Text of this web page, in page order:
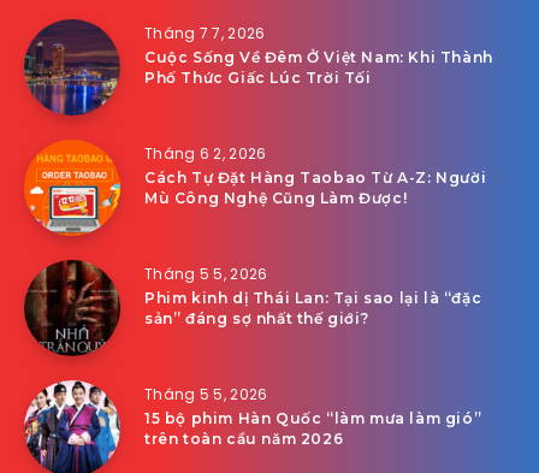
Tháng 7 7, 2026
Cuộc Sống Về Đêm Ở Việt Nam: Khi Thành
Phố Thức Giấc Lúc Trời Tối
Tháng 6 2, 2026
Cách Tự Đặt Hàng Taobao Từ A-Z: Người
Mù Công Nghệ Cũng Làm Được!
Tháng 5 5, 2026
Phim kinh dị Thái Lan: Tại sao lại là “đặc
sản” đáng sợ nhất thế giới?
Tháng 5 5, 2026
15 bộ phim Hàn Quốc “làm mưa làm gió”
trên toàn cầu năm 2026